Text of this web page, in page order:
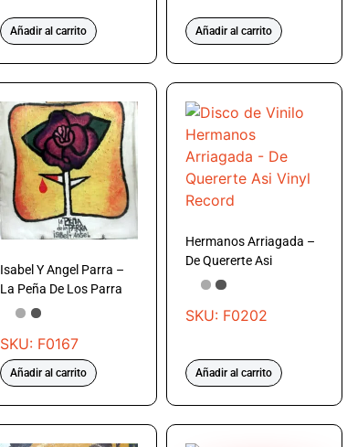
Añadir al carrito Añadir al carrito
Isabel Y Angel Parra –
La Peña De Los Parra
SKU: F0167
Añadir al carrito
Hermanos Arriagada –
De Quererte Asi
SKU: F0202
Añadir al carrito